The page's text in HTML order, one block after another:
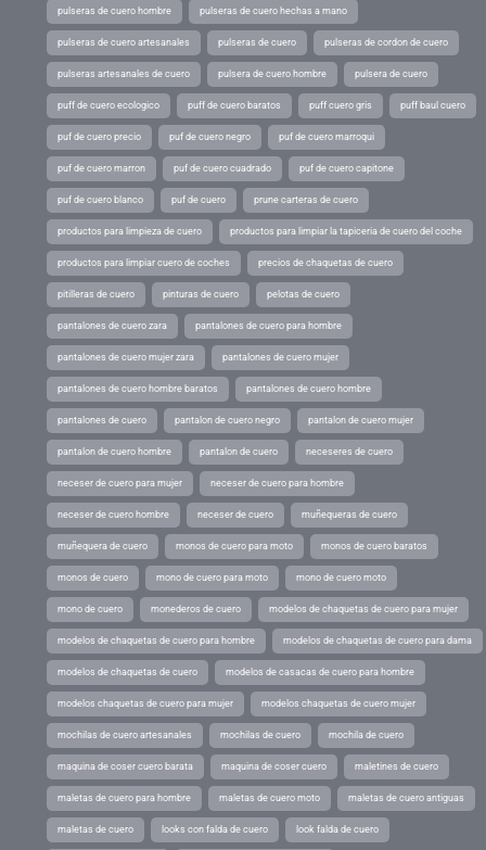
pulseras de cuero hombre pulseras de cuero hechas a mano
pulseras de cuero artesanales pulseras de cuero pulseras de cordon de cuero
pulseras artesanales de cuero pulsera de cuero hombre pulsera de cuero
puff de cuero ecologico puff de cuero baratos puff cuero gris puff baul cuero
puf de cuero precio puf de cuero negro puf de cuero marroqui
puf de cuero marron puf de cuero cuadrado puf de cuero capitone
puf de cuero blanco puf de cuero prune carteras de cuero
productos para limpieza de cuero productos para limpiar la tapiceria de cuero del coche
productos para limpiar cuero de coches precios de chaquetas de cuero
pitilleras de cuero pinturas de cuero pelotas de cuero
pantalones de cuero zara pantalones de cuero para hombre
pantalones de cuero mujer zara pantalones de cuero mujer
pantalones de cuero hombre baratos pantalones de cuero hombre
pantalones de cuero pantalon de cuero negro pantalon de cuero mujer
pantalon de cuero hombre pantalon de cuero neceseres de cuero
neceser de cuero para mujer neceser de cuero para hombre
neceser de cuero hombre neceser de cuero muñequeras de cuero
muñequera de cuero monos de cuero para moto monos de cuero baratos
monos de cuero mono de cuero para moto mono de cuero moto
mono de cuero monederos de cuero modelos de chaquetas de cuero para mujer
modelos de chaquetas de cuero para hombre modelos de chaquetas de cuero para dama
modelos de chaquetas de cuero modelos de casacas de cuero para hombre
modelos chaquetas de cuero para mujer modelos chaquetas de cuero mujer
mochilas de cuero artesanales mochilas de cuero mochila de cuero
maquina de coser cuero barata maquina de coser cuero maletines de cuero
maletas de cuero para hombre maletas de cuero moto maletas de cuero antiguas
maletas de cuero looks con falda de cuero look falda de cuero